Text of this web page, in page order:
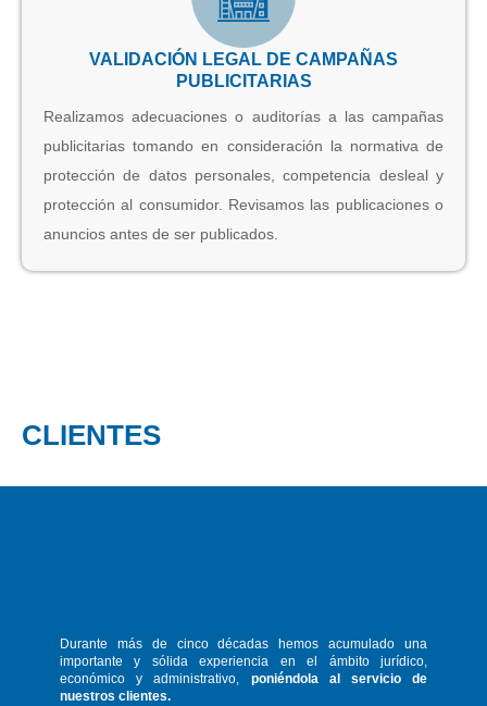
VALIDACIÓN LEGAL DE CAMPAÑAS
PUBLICITARIAS
Realizamos adecuaciones o auditorías a las campañas
publicitarias tomando en consideración la normativa de
protección de datos personales, competencia desleal y
protección al consumidor. Revisamos las publicaciones o
anuncios antes de ser publicados.
CLIENTES
Durante más de cinco décadas hemosacumulado una
importante y sólidaexperiencia en el ámbito jurídico,
económico y administrativo, poniéndola al servicio de
nuestros clientes.